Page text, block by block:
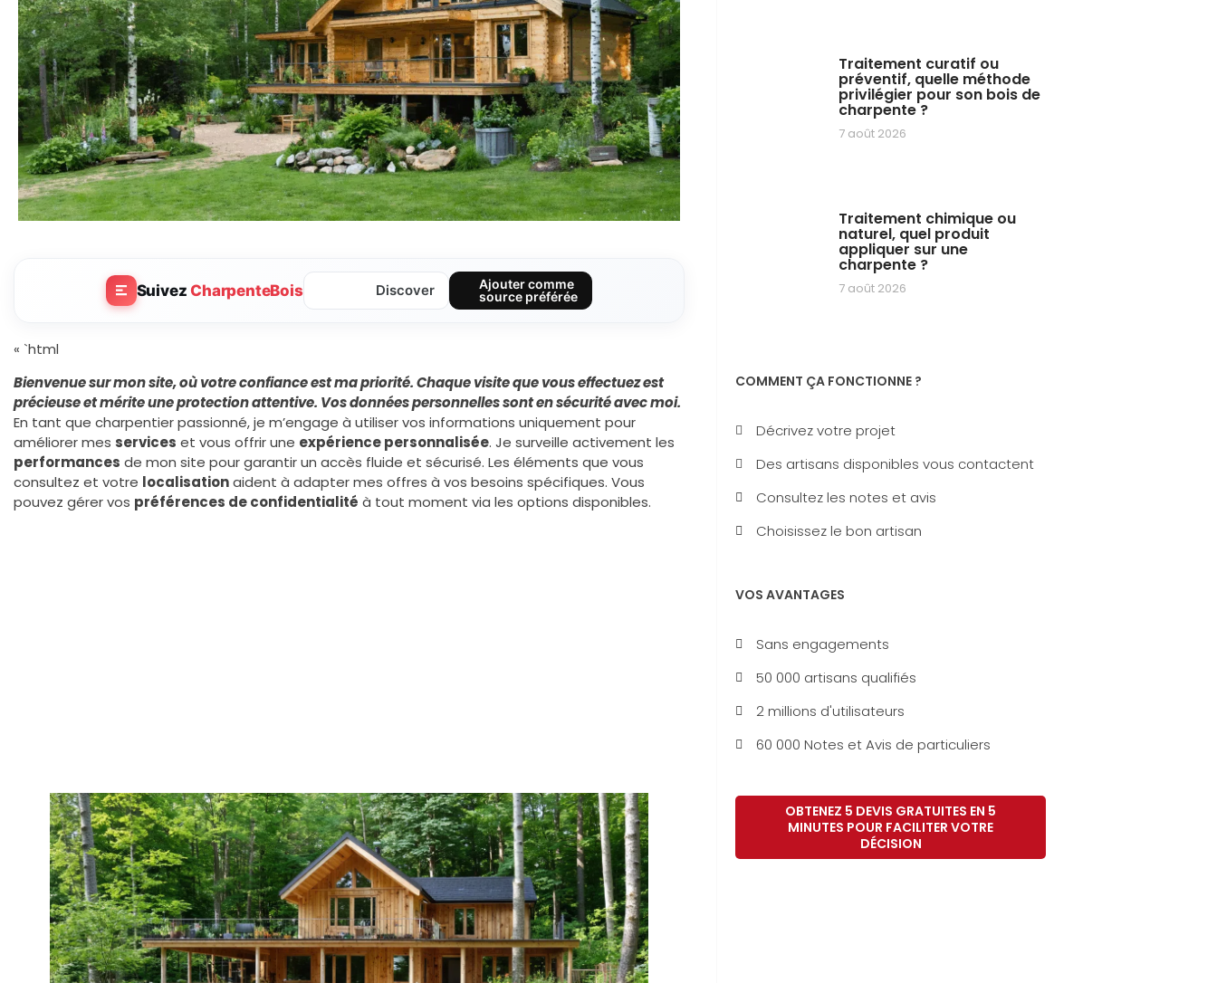
SuivezCharpenteBois Discover
Ajouter comme
source préférée
« `html
Bienvenue sur mon site, où votre confiance est ma priorité. Chaque visite que vous effectuez est
précieuse et mérite une protection attentive. Vos données personnelles sont en sécurité avec moi.
En tant que charpentier passionné, je m’engage à utiliser vos informations uniquement pour
améliorer mes services et vous offrir une expérience personnalisée. Je surveille activement les
performances de mon site pour garantir un accès fluide et sécurisé. Les éléments que vous
consultez et votre localisationaident à adapter mes offres à vos besoins spécifiques. Vous
pouvez gérer vos préférences de confidentialité à tout moment via les options disponibles.
Traitement curatif ou
préventif, quelle méthode
privilégier pour son bois de
charpente ?
7 août 2026
Traitement chimique ou
naturel, quel produit
appliquer sur une
charpente ?
7 août 2026
COMMENT ÇA FONCTIONNE ?
Décrivez votre projet
Des artisans disponibles vous contactent
Consultez les notes et avis
Choisissez le bon artisan
VOS AVANTAGES
Sans engagements
50 000 artisans qualifiés
2 millions d'utilisateurs
60 000 Notes et Avis de particuliers
OBTENEZ 5 DEVIS GRATUITES EN 5
MINUTES POUR FACILITER VOTRE
DÉCISION